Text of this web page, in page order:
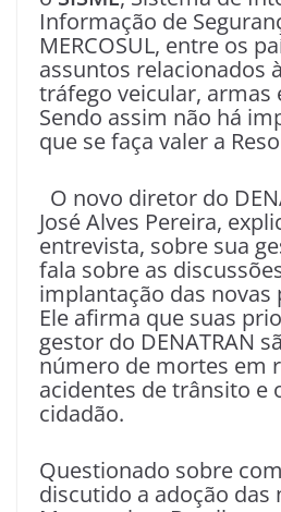
Informação de
MERCOSUL, entre os
assuntos relacionados
tráfego veicular, armas
Sendo assim não há
que se faça valer a
O novo diretor do
José Alves Pereira,
entrevista, sobre sua
fala sobre as
implantação das novas
Ele afirma que suas
gestor do DENATRAN
número de mortes em
acidentes de trânsito e
cidadão.
Questionado sobre
discutido a adoção das